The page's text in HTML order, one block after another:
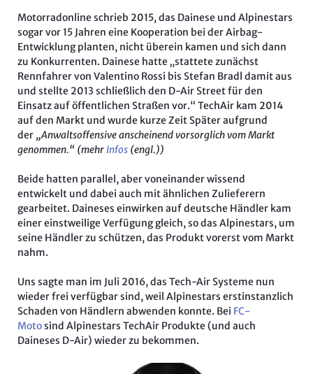
Motorradonline schrieb 2015, das Dainese und Alpinestars
sogar vor 15 Jahren eine Kooperation bei der Airbag-
Entwicklung planten, nicht überein kamen und sich dann
zu Konkurrenten. Dainese hatte „stattete zunächst
Rennfahrer von Valentino Rossi bis Stefan Bradl damit aus
und stellte 2013 schließlich den D-Air Street für den
Einsatz auf öffentlichen Straßen vor.“ TechAir kam 2014
auf den Markt und wurde kurze Zeit Später aufgrund
der „Anwaltsoffensive anscheinend vorsorglich vom Markt
genommen.“ (mehr Infos (engl.))
Beide hatten parallel, aber voneinander wissend
entwickelt und dabei auch mit ähnlichen Zulieferern
gearbeitet. Daineses einwirken auf deutsche Händler kam
einer einstweilige Verfügung gleich, so das Alpinestars, um
seine Händler zu schützen, das Produkt vorerst vom Markt
nahm.
Uns sagte man im Juli 2016, das Tech-Air Systeme nun
wieder frei verfügbar sind, weil Alpinestars erstinstanzlich
Schaden von Händlern abwenden konnte. Bei FC-
Motosind Alpinestars TechAir Produkte (und auch
Daineses D-Air) wieder zu bekommen.